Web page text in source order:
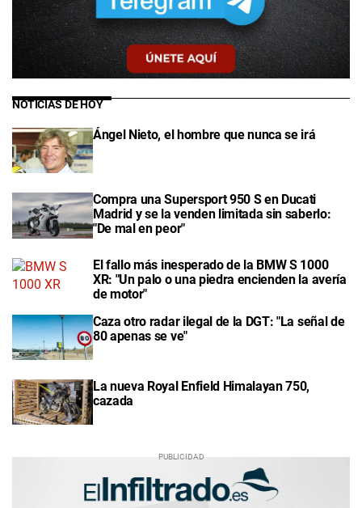
NOTICIAS DE HOY
Ángel Nieto, el hombre que nunca se irá
Compra una Supersport 950 S en Ducati
Madrid y se la venden limitada sin saberlo:
"De mal en peor"
El fallo más inesperado de la BMW S 1000
XR: "Un palo o una piedra encienden la avería
de motor"
Caza otro radar ilegal de la DGT: "La señal de
80 apenas se ve"
La nueva Royal Enfield Himalayan 750,
cazada